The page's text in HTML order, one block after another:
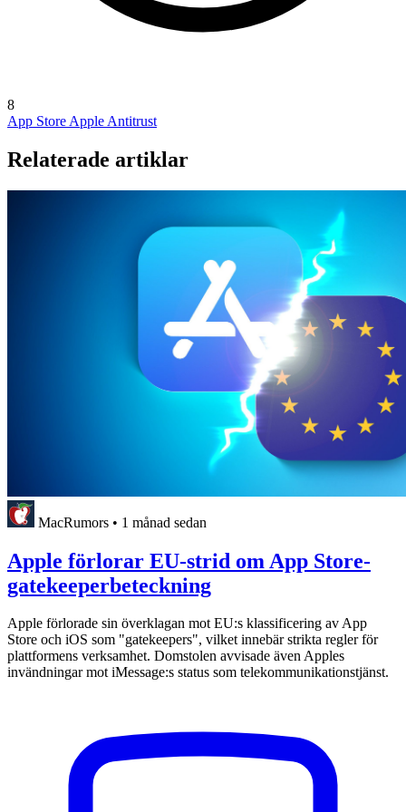
8
App Store Apple Antitrust
Relaterade artiklar
MacRumors • 1 månad sedan
Apple förlorar EU-strid om App Store-
gatekeeperbeteckning
Apple förlorade sin överklagan mot EU:s klassificering av App
Store och iOS som "gatekeepers", vilket innebär strikta regler för
plattformens verksamhet. Domstolen avvisade även Apples
invändningar mot iMessage:s status som telekommunikationstjänst.